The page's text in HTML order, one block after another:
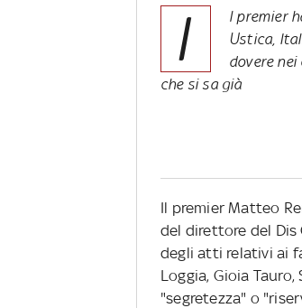
I
l premier
Ustica,
dovere
che si sa già
Il premier Matteo
del direttore del Dis
degli atti relativi ai
Loggia, Gioia
"segretezza" o